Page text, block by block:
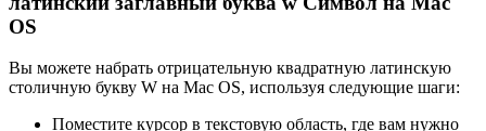
OS
Вы можете набрать отрицательную квадратную латинскую
столичную букву W на Mac OS, используя следующие шаги:
Поместите курсор в текстовую область, где вам нужно